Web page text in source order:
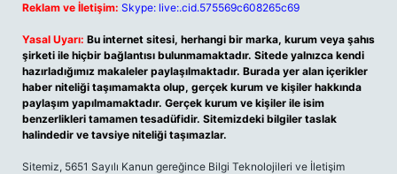
Reklam ve İletişim: Skype: live:.cid.575569c608265c69
Yasal Uyarı: Bu internet sitesi, herhangi bir marka, kurum veya şahıs
şirketi ile hiçbir bağlantısı bulunmamaktadır. Sitede yalnızca kendi
hazırladığımız makaleler paylaşılmaktadır. Burada yer alan içerikler
haber niteliği taşımamakta olup, gerçek kurum ve kişiler hakkında
paylaşım yapılmamaktadır. Gerçek kurum ve kişiler ile isim
benzerlikleri tamamen tesadüfidir. Sitemizdeki bilgiler taslak
halindedir ve tavsiye niteliği taşımazlar.
Sitemiz, 5651 Sayılı Kanun gereğince Bilgi Teknolojileri ve İletişim